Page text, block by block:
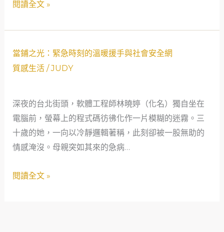
急：
農
夫
轉
故
事
閱讀全文 »
當鋪之光：緊急時刻的溫暖援手與社會安全網
質感生活/JUDY
深夜的台北街頭，軟體工程師林曉婷（化名）獨自坐在
電腦前，螢幕上的程式碼彷彿化作一片模糊的迷霧。三
十歲的她，一向以冷靜邏輯著稱，此刻卻被一股無助的
情感淹沒。母親突如其來的急病…
當
鋪
緊
急
時
刻
溫
閱讀全文 »